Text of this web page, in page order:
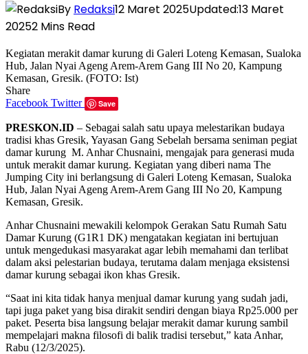
By Redaksi12 Maret 2025Updated:13 Maret
20252 Mins Read
Kegiatan merakit damar kurung di Galeri Loteng Kemasan, Sualoka
Hub, Jalan Nyai Ageng Arem-Arem Gang III No 20, Kampung
Kemasan, Gresik. (FOTO: Ist)
Share
Facebook Twitter Save
PRESKON.ID – Sebagai salah satu upaya melestarikan budaya
tradisi khas Gresik, Yayasan Gang Sebelah bersama seniman pegiat
damar kurung M. Anhar Chusnaini, mengajak para generasi muda
untuk merakit damar kurung. Kegiatan yang diberi nama The
Jumping City ini berlangsung di Galeri Loteng Kemasan, Sualoka
Hub, Jalan Nyai Ageng Arem-Arem Gang III No 20, Kampung
Kemasan, Gresik.
Anhar Chusnaini mewakili kelompok Gerakan Satu Rumah Satu
Damar Kurung (G1R1 DK) mengatakan kegiatan ini bertujuan
untuk mengedukasi masyarakat agar lebih memahami dan terlibat
dalam aksi pelestarian budaya, terutama dalam menjaga eksistensi
damar kurung sebagai ikon khas Gresik.
“Saat ini kita tidak hanya menjual damar kurung yang sudah jadi,
tapi juga paket yang bisa dirakit sendiri dengan biaya Rp25.000 per
paket. Peserta bisa langsung belajar merakit damar kurung sambil
mempelajari makna filosofi di balik tradisi tersebut,” kata Anhar,
Rabu (12/3/2025).